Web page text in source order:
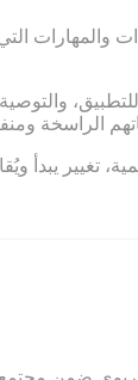
التي
الراسخة
تغيير